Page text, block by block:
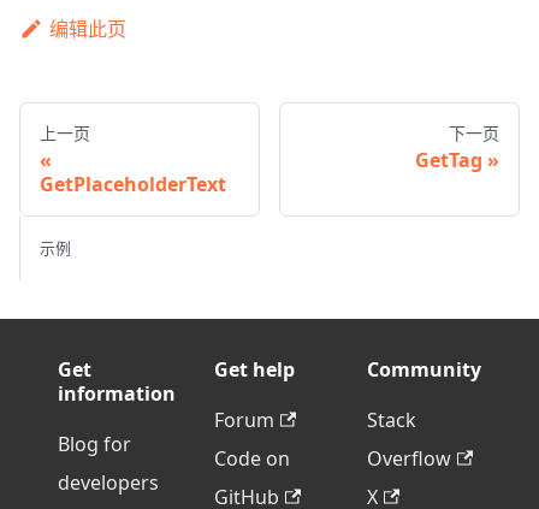
编辑此页
上一页
GetPlaceholderText
下一页
GetTag
示例
Get
information
Blog for
developers
Get help
Forum
Code on
GitHub
Community
Stack
Overflow
X